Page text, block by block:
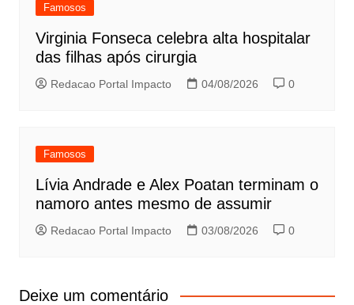
Famosos
Virginia Fonseca celebra alta hospitalar
das filhas após cirurgia
Redacao Portal Impacto 04/08/2026 0
Famosos
Lívia Andrade e Alex Poatan terminam o
namoro antes mesmo de assumir
Redacao Portal Impacto 03/08/2026 0
Deixe um comentário